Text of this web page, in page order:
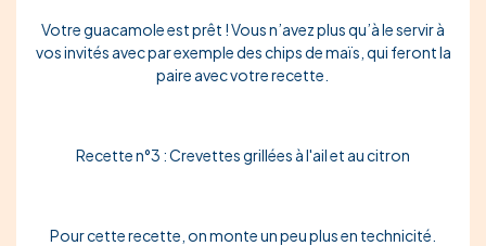
Votre guacamole est prêt ! Vous n’avez plus qu’à le servir à
vos invités avec par exemple des chips de maïs, qui feront la
paire avec votre recette.
Recette n°3 : Crevettes grillées à l'ail et au citron
Pour cette recette, on monte un peu plus en technicité.